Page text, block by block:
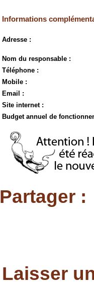
Informations
Adresse :
Nom du responsable :
Téléphone :
Mobile :
Email :
Site internet :
Budget annuel de
Partager :
Laisser